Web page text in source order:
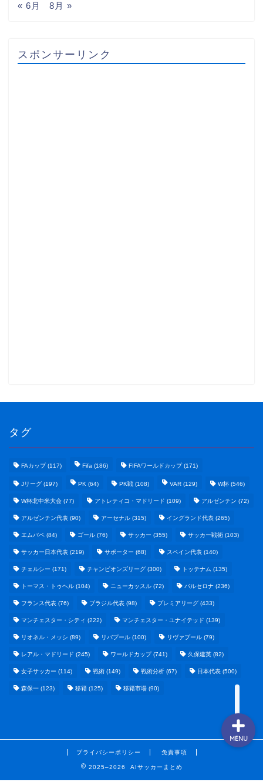
« 6月 8月 »
スポンサーリンク
タグ
FAカップ(117) Fifa (186) FIFAワールドカップ(171)
Jリーグ (197) PK (64) PK戦 (108) VAR (129) W杯 (546)
W杯北中米大会 (77) アトレティコ・マドリード (109) アルゼンチン (72)
アルゼンチン代表 (90) アーセナル (315) イングランド代表 (265)
エムバペ (84) ゴール (76) サッカー (355) サッカー戦術 (103)
サッカー日本代表 (219) サポーター (68) スペイン代表 (140)
チェルシー (171) チャンピオンズリーグ (300) トッテナム (135)
トーマス・トゥヘル (104) ニューカッスル (72) バルセロナ (236)
フランス代表 (76) ブラジル代表 (98) プレミアリーグ (433)
マンチェスター・シティ (222) マンチェスター・ユナイテッド (139)
リオネル・メッシ (89) リバプール (100) リヴァプール (79)
レアル・マドリード (245) ワールドカップ(741) 久保建英 (82)
女子サッカー (114) 戦術 (149) 戦術分析 (67) 日本代表 (500)
森保一 (123) 移籍 (125) 移籍市場 (90)
プライバシーポリシー 免責事項
2025–2026 AIサッカーまとめ
MENU
テクノロジーまとめ
ビジネス・経済まとめ